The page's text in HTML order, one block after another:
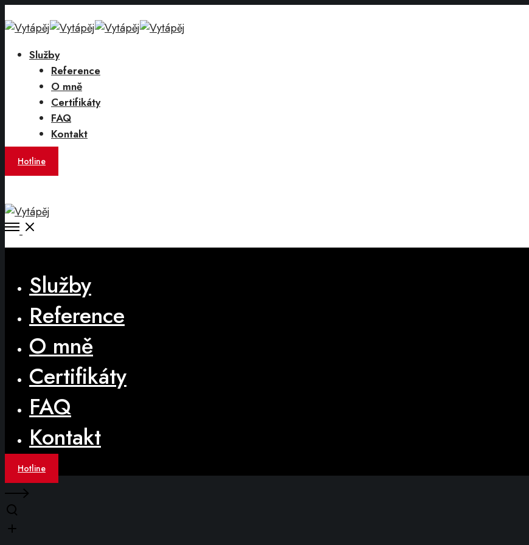
Služby
Reference
O mně
Certifikáty
FAQ
Kontakt
Hotline
Open
Služby
Reference
O mně
Certifikáty
FAQ
Kontakt
Hotline